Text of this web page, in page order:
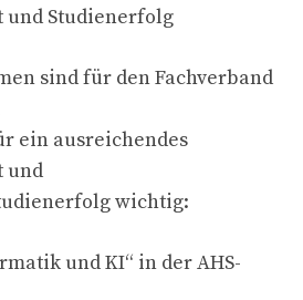
und Studienerfolg
sind für den Fachverband
ein ausreichendes
und
wichtig:
und KI“ in der AHS-